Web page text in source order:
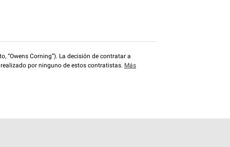
“Owens Corning”). La decisión de contratar a
por ninguno de estos contratistas. Más